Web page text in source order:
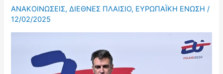
ΑΝΑΚΟΙΝΩΣΕΙΣ,ΔΙΕΘΝΕΣ ΠΛΑΙΣΙΟ, ΕΥΡΩΠΑΪΚΗ ΕΝΩΣΗ /
12/02/2025